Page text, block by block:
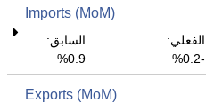
Imports (MoM)
الفعلي:
-0.2%
السابق:
0.9%
Exports (MoM)